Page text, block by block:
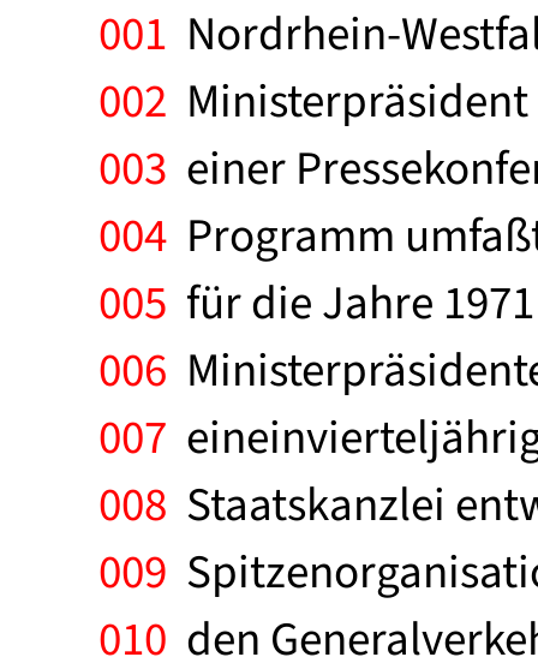
001 Nordrhein-
002 Ministerpräsident
003 einer
004 Programm
005 für die Jahre
006
007
008 Staatskanzlei
009
010 den